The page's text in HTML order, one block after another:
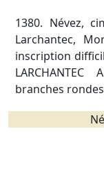
1380. Névez,
Larchantec,
inscription
branches